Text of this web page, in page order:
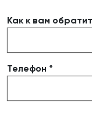
Как к вам
Телефон *